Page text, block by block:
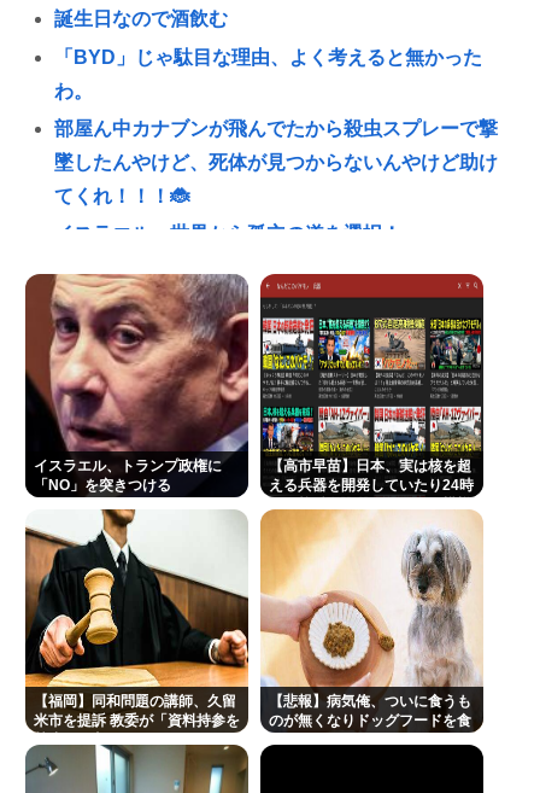
誕生日なので酒飲む
「BYD」じゃ駄目な理由、よく考えると無かった
わ。
部屋ん中カナブンが飛んでたから殺虫スプレーで撃
墜したんやけど、死体が見つからないんやけど助け
てくれ！！！🐞
イスラエル、世界から孤立の道を選択！
【動画】女子アナ「流しそうめん初体験します！ズ
ズッズッ…ズッ…ゲホォッ！」
(📞´ん`)「はい嫌儲子供電話相談室」👧「犬は大きい
小さいのがいるのになんで猫はみんな同じ大きさな
の？」
ガチで死にたい時ってどうしたらいいの？
新しいキーボード買いたいんだけど、今のキーボー
ド壊れなくて買う理由が見つからない
及川光博、56歳の “おめでた婚” に祝福続々 SNSで
は「檀れいと離婚してたの？」驚く声も
【世論調査】ウクライナ戦争を特に支持する属性。
男性・高齢者・富裕層・モスクワ在住・主な情報源
テレビ
楽しんご、神田うのの印象を率直に吐露「あまりに
も素っ気ない態度を取られて寂しい」
イスラエル、トランプ政権に
「NO」を突きつける
【高市早苗】日本、実は核を超
える兵器を開発していたり24時
【福岡】同和問題の講師、久留
米市を提訴 教委が「資料持参を
【悲報】病気俺、ついに食うも
のが無くなりドッグフードを食